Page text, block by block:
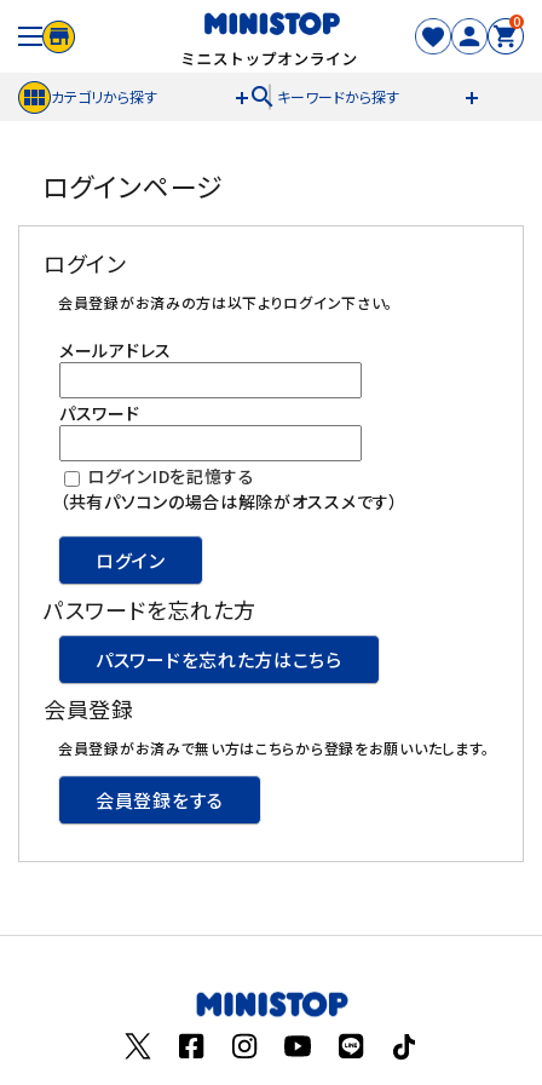
0
カテゴリから探す search キーワードから探す
meeting_room ログイン person 新規登録
セール商品
カテゴリから探す
冷凍食品
スイーツ
お菓子
酒類
日用品
ギフト
ログインページ
ログイン
会員登録がお済みの方は以下よりログイン下さい。
メールアドレス
パスワード
ログインIDを記憶する
（共有パソコンの場合は解除がオススメです）
ログイン
パスワードを忘れた方
パスワードを忘れた方はこちら
会員登録
会員登録がお済みで無い方はこちらから登録をお願いいたします。
会員登録をする